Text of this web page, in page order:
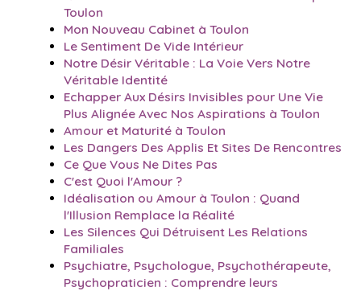
Toulon
Mon Nouveau Cabinet à Toulon
Le Sentiment De Vide Intérieur
Notre Désir Véritable : La Voie Vers Notre
Véritable Identité
Echapper Aux Désirs Invisibles pour Une Vie
Plus Alignée Avec Nos Aspirations à Toulon
Amour et Maturité à Toulon
Les Dangers Des Applis Et Sites De Rencontres
Ce Que Vous Ne Dites Pas
C'est Quoi l'Amour ?
Idéalisation ou Amour à Toulon : Quand
l'Illusion Remplace la Réalité
Les Silences Qui Détruisent Les Relations
Familiales
Psychiatre, Psychologue, Psychothérapeute,
Psychopraticien : Comprendre leurs